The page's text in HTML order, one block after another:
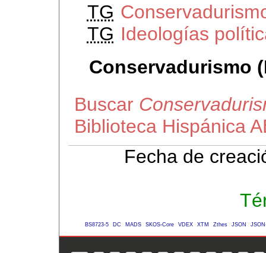
TG
TG Ideologías
Conservadurismo
Buscar
Biblioteca Hispánica
Fecha de
BS8723-5 DC MADS SKOS-Core VDEX XTM Zthes JSON